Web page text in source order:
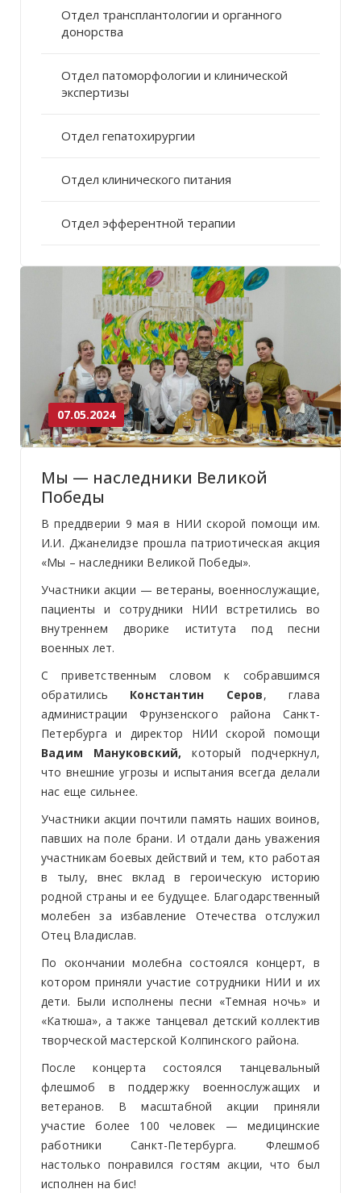
Отдел трансплантологии и органного
донорства
Отдел патоморфологии и клинической
экспертизы
Отдел гепатохирургии
Отдел клинического питания
Отдел эфферентной терапии
07.05.2024
Мы — наследники Великой
Победы
В преддверии 9 мая в НИИ скорой помощи им.
И.И. Джанелидзе прошла патриотическая акция
«Мы – наследники Великой Победы».
Участники акции — ветераны, военнослужащие,
пациенты и сотрудники НИИ встретились во
внутреннем дворике иститута под песни
военных лет.
С приветственным словом к собравшимся
обратились Константин Серов, глава
администрации Фрунзенского района Санкт-
Петербурга и директор НИИ скорой помощи
Вадим Мануковский,который подчеркнул,
что внешние угрозы и испытания всегда делали
нас еще сильнее.
Участники акции почтили память наших воинов,
павших на поле брани. И отдали дань уважения
участникам боевых действий и тем, кто работая
в тылу, внес вклад в героическую историю
родной страны и ее будущее. Благодарственный
молебен за избавление Отечества отслужил
Отец Владислав.
По окончании молебна состоялся концерт, в
котором приняли участие сотрудники НИИ и их
дети. Были исполнены песни «Темная ночь» и
«Катюша», а также танцевал детский коллектив
творческой мастерской Колпинского района.
После концерта состоялся танцевальный
флешмоб в поддержку военнослужащих и
ветеранов. В масштабной акции приняли
участие более 100 человек — медицинские
работники Санкт-Петербурга. Флешмоб
настолько понравился гостям акции, что был
исполнен на бис!